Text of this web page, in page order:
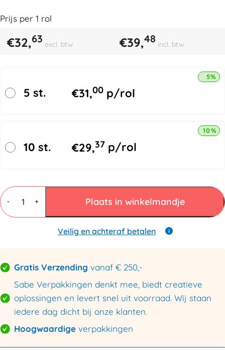
Prijs per 1 rol
€32,63 excl. btw €39,48 incl. btw
5 st. €31,00 p/rol
5%
10 st. €29,37 p/rol
10%
-
Buisfolie
100mm
x
200mtr
+ Plaats in winkelmandje
Veilig en achteraf betalen
Gratis Verzending vanaf € 250,-
Sabe Verpakkingen denkt mee, biedt creatieve
oplossingen en levert snel uit voorraad. Wij staan
iedere dag dicht bij onze klanten.
Hoogwaardige verpakkingen